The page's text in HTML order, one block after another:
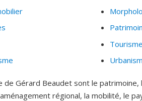
Tourisme
de Gérard Beaudet sont le
régional, la mobilité, le